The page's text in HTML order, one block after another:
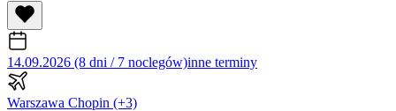
14.09.2026 (8 dni / 7 noclegów)inne terminy
Warszawa Chopin (+3)